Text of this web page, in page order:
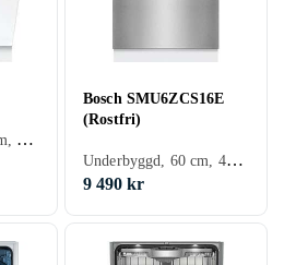
Helintegrerad, 60 cm, 46 dB, D
Bosch SMU6ZCS16E
(Rostfri)
Underbyggd, 60 cm, 40 dB, B
9 490 kr